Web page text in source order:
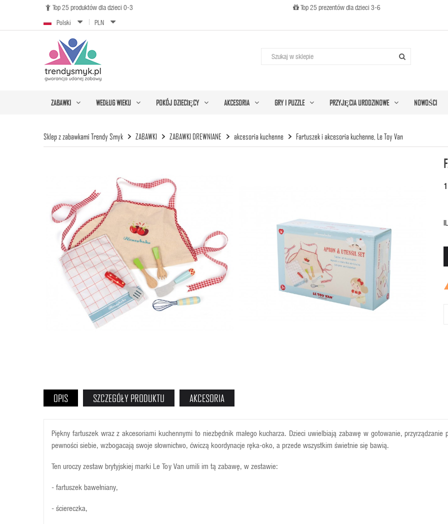
 Top 25 produktów dla dzieci 0-3
Polski
PLN
 Top 25 prezentów dla dzieci 3-6
ZABAWKI WEDŁUG WIEKU POKÓJ DZIECIĘCY AKCESORIA GRY I PUZZLE PRZYJĘCIA URODZINOWE NOWOŚCI
Sklep z zabawkami Trendy Smyk ZABAWKI ZABAWKI DREWNIANE akcesoria kuchenne Fartuszek i akcesoria kuchenne, Le Toy Van
OPIS SZCZEGÓŁY PRODUKTU AKCESORIA
Piękny fartuszek wraz z akcesoriami kuchennymi to niezbędnik małego kucharza. Dzieci uwielbiają zabawę w gotowanie, przyrządzanie
pewności siebie, wzbogacają swoje słownictwo, ćwiczą koordynacje ręka-oko, a przede wszystkim świetnie się bawią.
Ten uroczy zestaw brytyjskiej marki Le Toy Van umili im tą zabawę, w zestawie:
- fartuszek bawełniany,
- ściereczka,